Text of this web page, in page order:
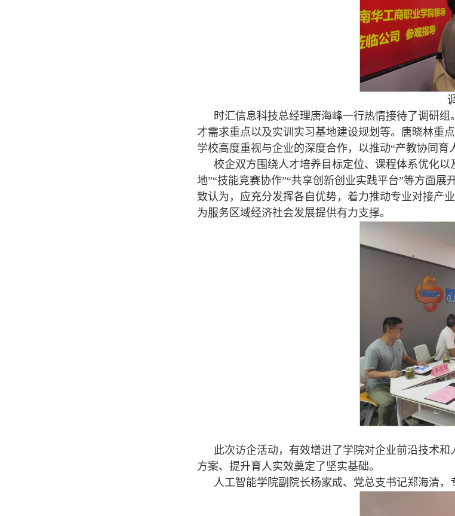
时汇信息科技总经理唐海峰一行热情接待了调研
才需求重点以及实训实习基地建设规划等。唐晓林重
学校高度重视与企业的深度合作，以推动“产教协同育
校企双方围绕人才培养目标定位、课程体系优化
地”“技能竞赛协作”“共享创新创业实践平台”等方面
致认为，应充分发挥各自优势，着力推动专业对接产
为服务区域经济社会发展提供有力支撑。
此次访企活动，有效增进了学院对企业前沿技术
方案、提升育人实效奠定了坚实基础。
人工智能学院副院长杨家成、党总支书记郑海清，